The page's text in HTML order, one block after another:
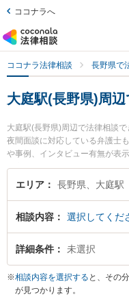
ココナラへ
ココナラ法律相談 長野県で
大庭駅(長野県)周
大庭駅(長野県)周辺で法律相談
夜間面談に対応している弁護士
や事例、インタビュー有無が表
上高地線沿線の駅です。より多
同一路線のより大きな駅も追加
務先から通いやすい大庭駅周辺
『加害者側のトラブル解決の実
『初回無料で加害者側を法律相
エリア 長野県、大庭駅
相談内容 選択してくだ
詳細条件 未選択
※相談内容を選択する と、その
が見つかります。